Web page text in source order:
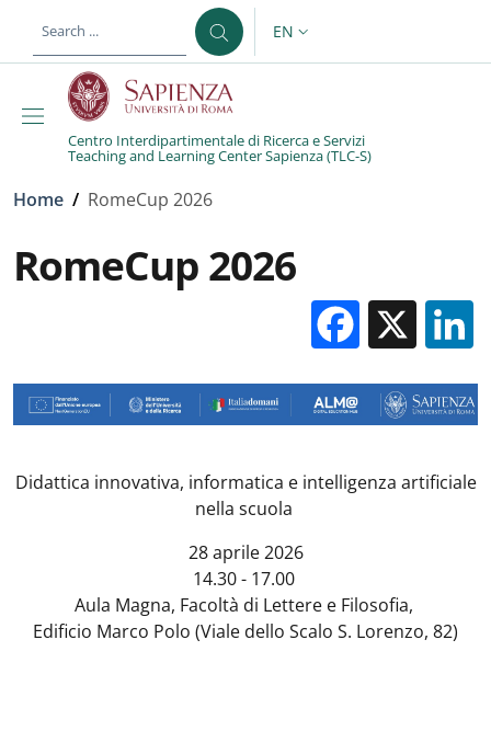
LANGUAGE SWITCHER:
EN
Centro Interdipartimentale di Ricerca e Servizi
Teaching and Learning Center Sapienza (TLC-S)
Breadcrumb
Home / RomeCup 2026
RomeCup 2026
X
Didattica innovativa, informatica e intelligenza artificiale
nella scuola
28 aprile 2026
14.30 - 17.00
Aula Magna, Facoltà di Lettere e Filosofia,
Edificio Marco Polo (Viale dello Scalo S. Lorenzo, 82)